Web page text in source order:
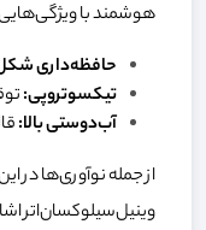
هوشمند با
حافظه‌داری
تیکسوتروپی:
آب‌دوستی بالا:
از جمله نوآوری‌ها در
وینیل‌سیلوکسان‌اتر